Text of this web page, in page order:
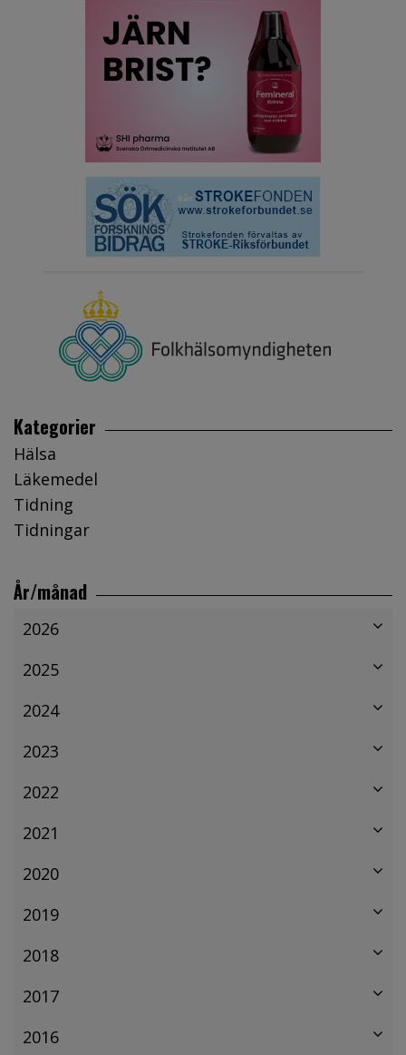
Kategorier
Hälsa
Läkemedel
Tidning
Tidningar
År/månad
2026
2025
2024
2023
2022
2021
2020
2019
2018
2017
2016